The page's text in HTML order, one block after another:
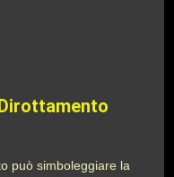
può simboleggiare la